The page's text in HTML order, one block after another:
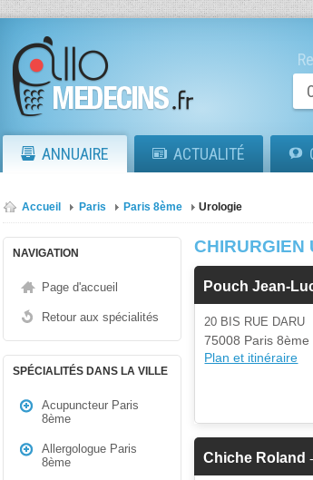
ANNUAIRE ACTUALITÉ
Accueil Paris Paris 8ème Urologie
NAVIGATION
Page d'accueil
Retour aux spécialités
SPÉCIALITÉS DANS LA VILLE
Acupuncteur Paris
8ème
Allergologue Paris
8ème
CHIRURGIEN
Pouch Jean-
20 BIS RUE DARU
75008 Paris 8ème
Plan et itinéraire
Chiche Roland